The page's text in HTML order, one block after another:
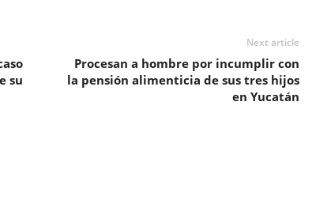
su
Next article
Procesan a hombre por incumplir con
la pensión alimenticia de sus tres hijos
en Yucatán